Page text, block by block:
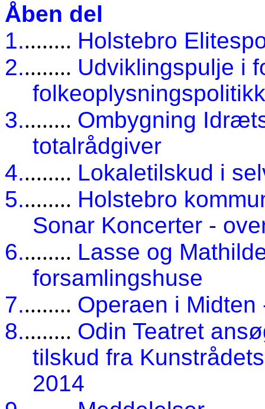
Åben del
1......... Holstebro
2......... Udviklingspulje i
3......... Ombygning
totalrådgiver
4......... Lokaletilskud i
5......... Holstebro
Sonar Koncerter -
6......... Lasse og
forsamlingshuse
7......... Operaen i
8......... Odin Teatret
tilskud fra
2014